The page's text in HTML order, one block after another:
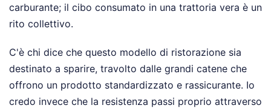
carburante; il cibo consumato in una trattoria vera è un
rito collettivo.
C'è chi dice che questo modello di ristorazione sia
destinato a sparire, travolto dalle grandi catene che
offrono un prodotto standardizzato e rassicurante. Io
credo invece che la resistenza passi proprio attraverso